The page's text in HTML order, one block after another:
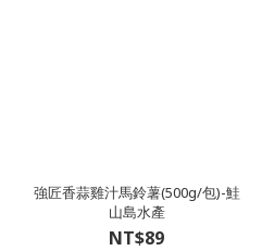
強匠香蒜雞汁馬鈴薯(500g/包)-鮭
山島水產
NT$89